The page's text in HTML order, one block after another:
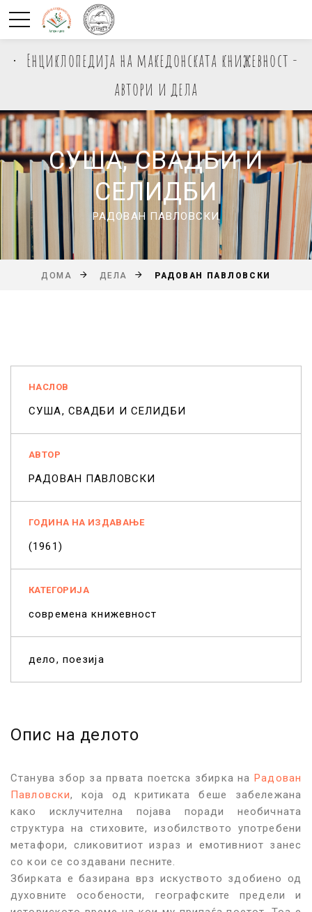
Енциклопедија на македонската книжевност -
автори и дела
СУША, СВАДБИ И
СЕЛИДБИ
РАДОВАН ПАВЛОВСКИ
ДОМА ДЕЛА РАДОВАН ПАВЛОВСКИ
НАСЛОВ
СУША, СВАДБИ И СЕЛИДБИ
АВТОР
РАДОВАН ПАВЛОВСКИ
ГОДИНА НА ИЗДАВАЊЕ
(1961)
КАТЕГОРИЈА
современа книжевност
дело поезија
Опис на делото
Станува збор за првата поетска збирка наРадован
Павловски,
која од критиката беше забележана
како исклучителна појава
поради необичната
структура на стиховите, изобилството употребени
метафори, сликовитиот израз и емотивниот занес
со кои се создавани песните.
Збирката е базирана врз искуството здобиено од
духовните особености, географските предели и